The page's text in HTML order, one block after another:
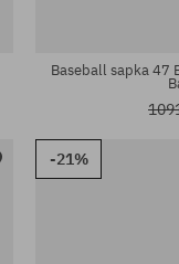
Baseball sapka 47
-21%